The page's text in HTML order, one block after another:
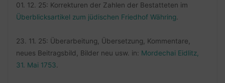
01. 12. 25: Korrekturen der Zahlen der Bestatteten im
Überblicksartikel zum jüdischen Friedhof Währing
23. 11. 25: Überarbeitung, Übersetzung, Kommentare,
neues Beitragsbild, Bilder neu usw. in: Mordechai Eidlitz,
31. Mai 1753